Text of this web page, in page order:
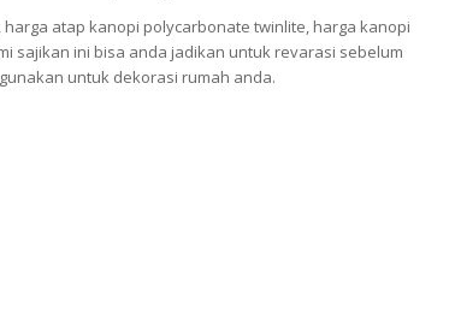
atap kanopi polycarbonate twinlite, harga kanopi
sajikan ini bisa anda jadikan untuk revarasi sebelum
untuk dekorasi rumah anda.